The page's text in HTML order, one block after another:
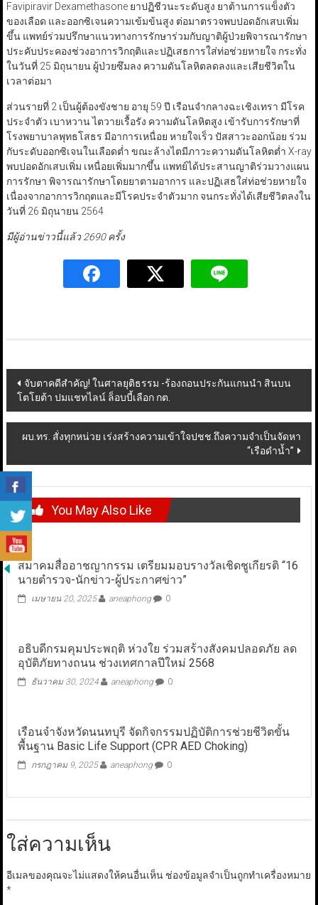
Favipiravir Dexamethasone ยาปฏิชีวนะระดับสูง ยาต้านการแข็งตัว
ของเลือด และออกซิเจนความเข้มข้นสูง ต่อมาตรวจพบปอดอักเสบเพิ่ม
ขึ้น แพทย์ร่วมปรึกษาแนวทางการรักษาร่วมกับญาติผู้ป่วยพิจารณารักษา
ประคับประคองช่วงอาการวิกฤติและปฏิเสธการใส่ท่อช่วยหายใจ กระทั่ง
ในวันที่ 25 มิถุนายน ผู้ป่วยซึมลง ความดันโลหิตลดลงและเสียชีวิตใน
เวลาต่อมา
ส่วนรายที่ 2 เป็นผู้ต้องขังชาย อายุ 59 ปี เรือนจำกลางฉะเชิงเทรา มีโรค
ประจำตัว เบาหวาน ไตวายเรื้อรัง ความดันโลหิตสูง เข้ารับการรักษาที่
โรงพยาบาลพุทธโสธร มีอาการเหนื่อย หายใจเร็ว ปัสสาวะออกน้อย ร่วม
กับระดับออกซิเจนในเลือดต่ำ ขณะล้างไตมีภาวะความดันโลหิตต่ำ X-ray
พบปอดอักเสบเพิ่ม เหนื่อยเพิ่มมากขึ้น แพทย์ได้ประสานญาติร่วมวางแผน
การรักษา พิจารณารักษาโดยยาตามอาการ และปฏิเสธใส่ท่อช่วยหายใจ
เนื่องจากอาการวิกฤตและมีโรคประจำตัวมาก จนกระทั่งได้เสียชีวิตลงใน
วันที่ 26 มิถุนายน 2564
มีผู้อ่านข่าวนี้แล้ว 2690 ครั้ง
Post
navigation
จับตาคดีสำคัญ! ในศาลยุติธรรม -ร้องถอนประกันแกนนำ สินบน
โตโยต้า ปมแชทไลน์ ล็อบบี้เลือก กต.
ผบ.ทร. สั่งทุกหน่วย เร่งสร้างความเข้าใจปชช.ถึงความจำเป็นจัดหา
“เรือดำน้ำ”
You May Also Like
สมาคมสื่ออาชญากรรม เตรียมมอบรางวัลเชิดชูเกียรติ “16
นายตำรวจ-นักข่าว-ผู้ประกาศข่าว”
เมษายน 20, 2025 aneaphong 0
อธิบดีกรมคุมประพฤติ ห่วงใย ร่วมสร้างสังคมปลอดภัย ลด
อุบัติภัยทางถนน ช่วงเทศกาลปีใหม่ 2568
ธันวาคม 30, 2024 aneaphong 0
เรือนจำจังหวัดนนทบุรี จัดกิจกรรมปฏิบัติการช่วยชีวิตขั้น
พื้นฐาน Basic Life Support (CPR AED Choking)
กรกฎาคม 9, 2025 aneaphong 0
ใส่ความเห็น
อีเมลของคุณจะไม่แสดงให้คนอื่นเห็น ช่องข้อมูลจำเป็นถูกทำเครื่องหมาย
*